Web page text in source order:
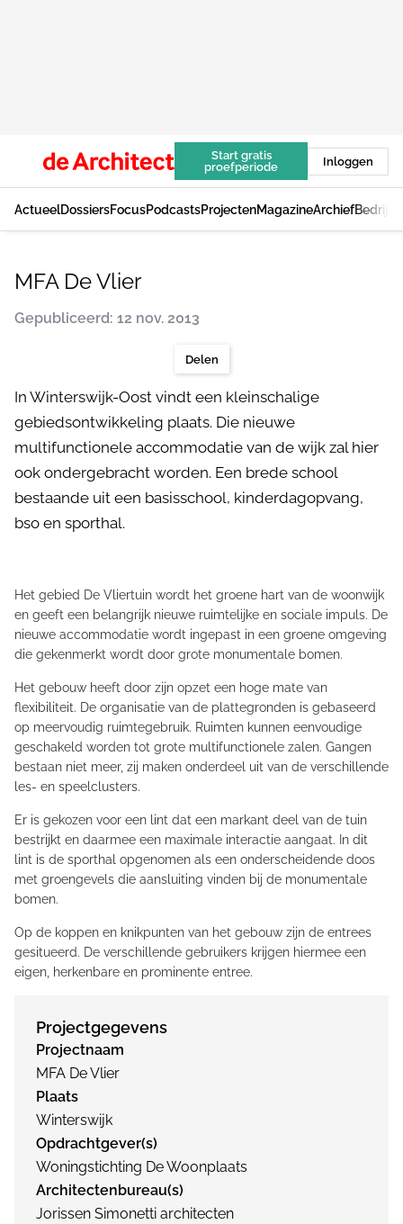
Start gratis
proefperiode
Inloggen
ActueelDossiersFocusPodcastsProjectenMagazineArchief
MFA De Vlier
Gepubliceerd: 12 nov. 2013
Delen
In Winterswijk-Oost vindt een kleinschalige
gebiedsontwikkeling plaats. Die nieuwe
multifunctionele accommodatie van de wijk zal hier
ook ondergebracht worden. Een brede school
bestaande uit een basisschool, kinderdagopvang,
bso en sporthal.
Het gebied De Vliertuin wordt het groene hart van de woonwijk
en geeft een belangrijk nieuwe ruimtelijke en sociale impuls. De
nieuwe accommodatie wordt ingepast in een groene omgeving
die gekenmerkt wordt door grote monumentale bomen.
Het gebouw heeft door zijn opzet een hoge mate van
flexibiliteit. De organisatie van de plattegronden is gebaseerd
op meervoudig ruimtegebruik. Ruimten kunnen eenvoudige
geschakeld worden tot grote multifunctionele zalen. Gangen
bestaan niet meer, zij maken onderdeel uit van de verschillende
les- en speelclusters.
Er is gekozen voor een lint dat een markant deel van de tuin
bestrijkt en daarmee een maximale interactie aangaat. In dit
lint is de sporthal opgenomen als een onderscheidende doos
met groengevels die aansluiting vinden bij de monumentale
bomen.
Op de koppen en knikpunten van het gebouw zijn de entrees
gesitueerd. De verschillende gebruikers krijgen hiermee een
eigen, herkenbare en prominente entree.
Projectgegevens
Projectnaam
MFA De Vlier
Plaats
Winterswijk
Opdrachtgever(s)
Woningstichting De Woonplaats
Architectenbureau(s)
Jorissen Simonetti architecten